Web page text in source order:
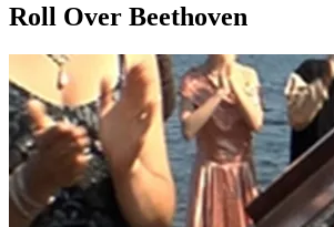
Roll Over Beethoven